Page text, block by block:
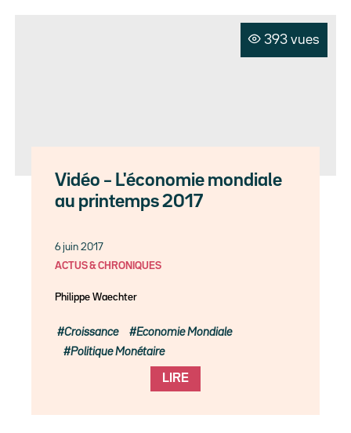
393 vues
Vidéo – L'économie mondiale
au printemps 2017
6 juin 2017
ACTUS & CHRONIQUES
Philippe Waechter
LIRE
Croissance
Economie Mondiale
Politique Monétaire